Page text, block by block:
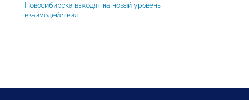
Новосибирска выходят на новый уровень
взаимодействия